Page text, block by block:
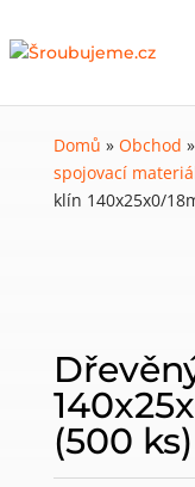
Domů » Obchod »
spojovací
klín 140x25x0/
(500 ks)